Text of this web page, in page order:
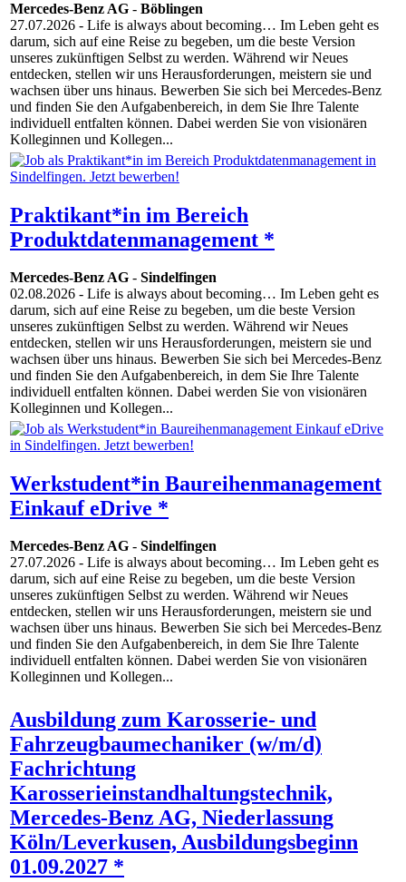
Mercedes-Benz AG - Böblingen
27.07.2026 - Life is always about becoming… Im Leben geht es
darum, sich auf eine Reise zu begeben, um die beste Version
unseres zukünftigen Selbst zu werden. Während wir Neues
entdecken, stellen wir uns Herausforderungen, meistern sie und
wachsen über uns hinaus. Bewerben Sie sich bei Mercedes-Benz
und finden Sie den Aufgabenbereich, in dem Sie Ihre Talente
individuell entfalten können. Dabei werden Sie von visionären
Kolleginnen und Kollegen...
Praktikant*in im Bereich
Produktdatenmanagement *
Mercedes-Benz AG - Sindelfingen
02.08.2026 - Life is always about becoming… Im Leben geht es
darum, sich auf eine Reise zu begeben, um die beste Version
unseres zukünftigen Selbst zu werden. Während wir Neues
entdecken, stellen wir uns Herausforderungen, meistern sie und
wachsen über uns hinaus. Bewerben Sie sich bei Mercedes-Benz
und finden Sie den Aufgabenbereich, in dem Sie Ihre Talente
individuell entfalten können. Dabei werden Sie von visionären
Kolleginnen und Kollegen...
Werkstudent*in Baureihenmanagement
Einkauf eDrive *
Mercedes-Benz AG - Sindelfingen
27.07.2026 - Life is always about becoming… Im Leben geht es
darum, sich auf eine Reise zu begeben, um die beste Version
unseres zukünftigen Selbst zu werden. Während wir Neues
entdecken, stellen wir uns Herausforderungen, meistern sie und
wachsen über uns hinaus. Bewerben Sie sich bei Mercedes-Benz
und finden Sie den Aufgabenbereich, in dem Sie Ihre Talente
individuell entfalten können. Dabei werden Sie von visionären
Kolleginnen und Kollegen...
Ausbildung zum Karosserie- und
Fahrzeugbaumechaniker (w/m/d)
Fachrichtung
Karosserieinstandhaltungstechnik,
Mercedes-Benz AG, Niederlassung
Köln/Leverkusen, Ausbildungsbeginn
01.09.2027 *